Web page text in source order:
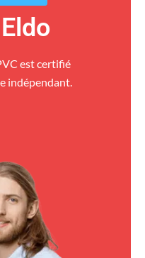
est certifié
indépendant.